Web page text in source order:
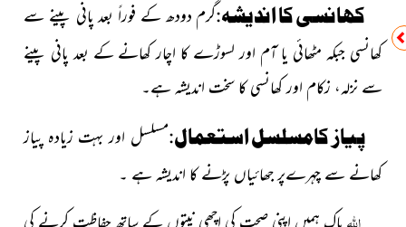
کھانسی کا اندیشہ:گرم دودھ کے فوراً بعد پانی پینے سے
کھانسی جبکہ مٹھائی یا آم اور لسوڑے کا اچار کھانے کے بعد پانی پینے
سے نزلہ، زکام اور کھانسی کا سخت اندیشہ ہے۔
پیاز کامسلسل استعمال:مسلسل اور بہت زیادہ پیاز
کھانے سے چہرےپر جھائیاں پڑنے کا اندیشہ ہے ۔
پاک ہمیں اپنی صحت کی اچھی نیتوں کے ساتھ حفاظت کرنے کی